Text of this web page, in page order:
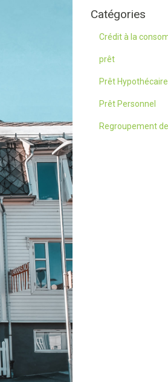
Catégories
Crédit à la
prêt
Prêt Hypothécaire
Prêt Personnel
Regroupement